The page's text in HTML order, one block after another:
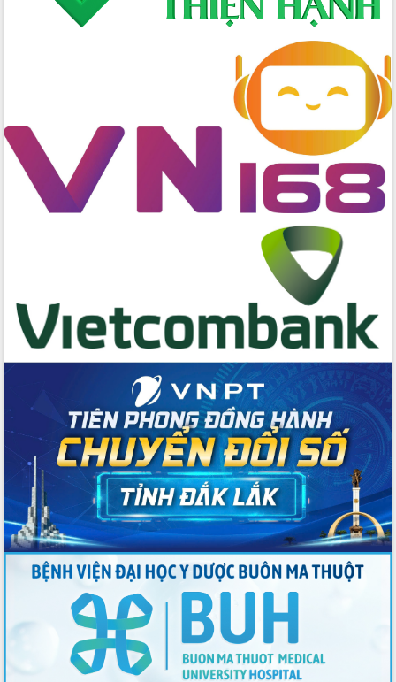
Hòn Yến phát triển du lịch gắn với bảo
giải phóng mặt bằng Tuyến đường bộ
ven biển
Đắk Lắk nỗ lực thúc đẩy tăng trưởng
kinh tế từ 10% trở lên trong Quý
II/2026
Đắk Lắk về phát triển nhân lực y tế
cho trạm y tế cấp xã
Du lịch Đắk Lắk nâng tầm trải nghiệm
du khách thông qua Hệ thống cơ sở dữ
Tập huấn ứng dụng trí tuệ nhân tạo (AI)
trong thương mại điện tử năm 2026
Đoàn đại biểu Quốc hội tỉnh Đắk Lắk
trao đổi thông tin trước Kỳ họp thứ
nhất, Quốc hội khóa XVI
Quyết liệt cải cách hành chính, khơi
thông nguồn lực phát triển
Nâng cao hiệu lực, hiệu quả HĐND
tỉnh thông qua hiện đại hóa hành chính
Xã Ea Phê gắn cải cách hành chính với
chuyển đổi số
Phó Chủ tịch Thường trực UBND tỉnh
Hồ Thị Nguyên Thảo làm việc tại Trung
tâm Phục vụ hành chính công xã Ea